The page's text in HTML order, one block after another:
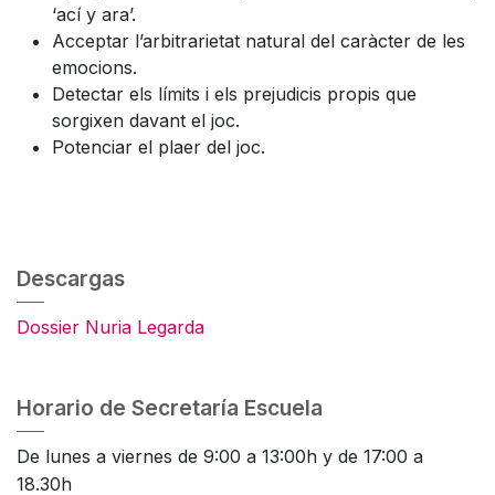
‘ací y ara’.
Acceptar l’arbitrarietat natural del caràcter de les
emocions.
Detectar els límits i els prejudicis propis que
sorgixen davant el joc.
Potenciar el plaer del joc.
Descargas
Dossier Nuria Legarda
Horario de Secretaría Escuela
De lunes a viernes de 9:00 a 13:00h y de 17:00 a
18.30h